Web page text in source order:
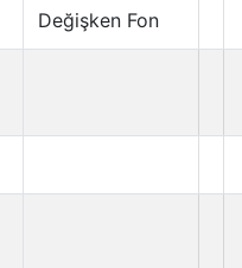
Değişken Fon